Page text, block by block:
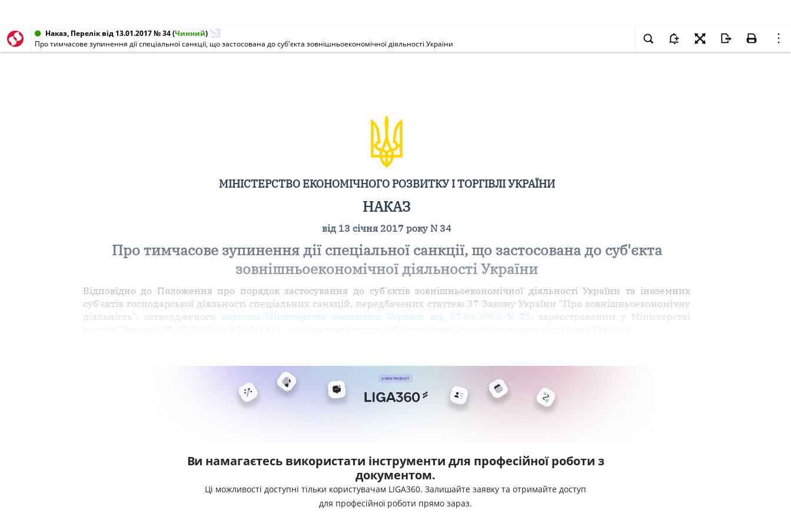
Наказ, Перелік від 13.01.2017 № 34(Чинний)
Про тимчасове зупинення дії спеціальної санкції, що застосована до суб'єкта зовнішньоекономічної діяльності України
МІНІСТЕРСТВО ЕКОНОМІЧНОГО РОЗВИТКУ І ТОРГІВЛІ УКРАЇНИ
НАКАЗ
від 13 січня 2017 року N 34
Про тимчасове зупинення дії спеціальної санкції, що застосована до суб'єкта
зовнішньоекономічної діяльності України
Відповідно до Положення про порядок застосування до суб'єктів зовнішньоекономічної діяльності України та іноземних
суб'єктів господарської діяльності спеціальних санкцій, передбачених статтею 37 Закону України "Про зовнішньоекономічну
діяльність", затвердженого наказом Міністерства економіки України від 17.04.2000 N 52 , зареєстрованим у Міністерстві
Ви намагаєтесь використати інструменти для професійної роботи з
документом.
Ці можливості доступні тільки користувачам LIGA360. Залишайте заявку та отримайте доступ
для професійної роботи прямо зараз.